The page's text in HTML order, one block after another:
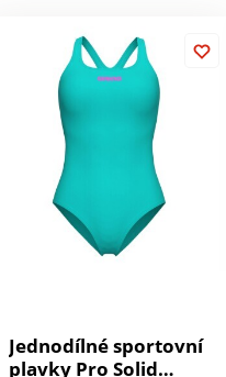
Jednodílné sportovní
plavky Pro Solid